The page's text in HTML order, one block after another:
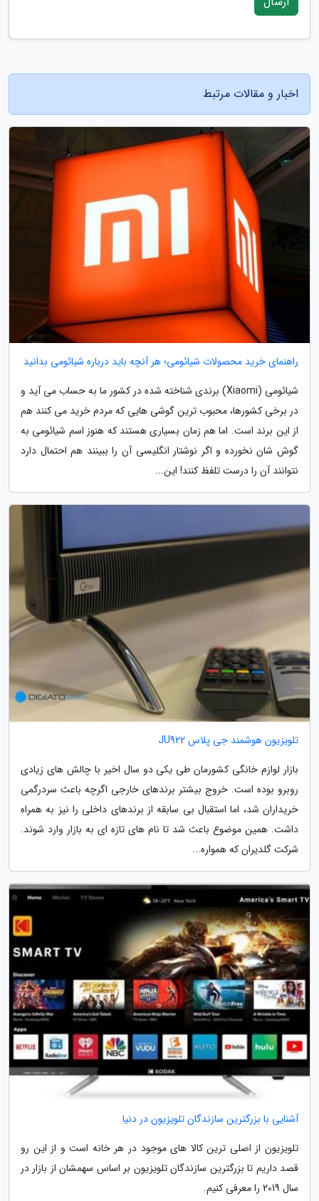
اخبار و مقالات مرتبط
راهنمای خرید محصولات شیائومی؛ هر آنچه باید درباره شیائومی بدانید
شیائومی (Xiaomi) برندی شناخته شده در کشور ما به حساب می آید و
در برخی کشورها، محبوب ترین گوشی هایی که مردم خرید می کنند هم
از این برند است. اما هم زمان بسیاری هستند که هنوز اسم شیائومی به
گوش شان نخورده و اگر نوشتار انگلیسی آن را ببینند هم احتمال دارد
نتوانند آن را درست تلفظ کنند! این...
تلویزیون هوشمند جی پلاس JU922
بازار لوازم خانگی کشورمان طی یکی دو سال اخیر با چالش های زیادی
روبرو بوده است. خروج بیشتر برندهای خارجی اگرچه باعث سردرگمی
خریداران شد، اما استقبال بی سابقه از برندهای داخلی را نیز به همراه
داشت. همین موضوع باعث شد تا نام های تازه ای به بازار وارد شوند.
شرکت گلدیران که همواره...
آشنایی با بزرگترین سازندگان تلویزیون در دنیا
تلویزیون از اصلی ترین کالا های موجود در هر خانه است و از این رو
قصد داریم تا بزرگترین سازندگان تلویزیون بر اساس سهمشان از بازار در
سال 2019 را معرفی کنیم.